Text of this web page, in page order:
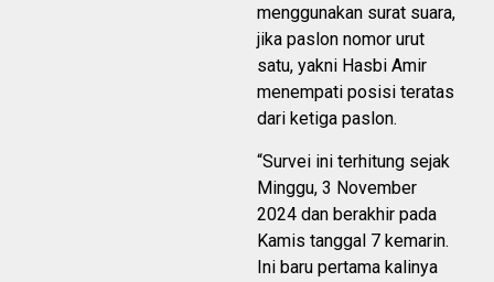
menggunakan surat suara,
jika paslon nomor urut
satu, yakni Hasbi Amir
menempati posisi teratas
dari ketiga paslon.
“Survei ini terhitung sejak
Minggu, 3 November
2024 dan berakhir pada
Kamis tanggal 7 kemarin.
Ini baru pertama kalinya